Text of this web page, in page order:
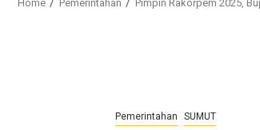
Home Pemerintahan Pimpin Rakorpem 2025,
Pemerintahan SUMUT